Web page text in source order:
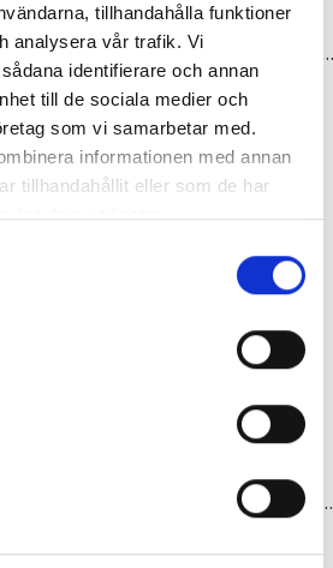
tillhandahålla funktioner
analysera vår trafik. Vi
identifierare och annan
till de sociala medier och
som vi samarbetar med.
informationen med annan
tillhandahållit eller som de har
deras tjänster.
Vevparti 38-t 170 mm 3/32 tum 107 mm disc
kr
Tillbehör & Reservdelar
Vevparti 42-t 170 mm 3/32 tum 92 mm disc
399,00 kr
Tillbehör & Reservdelar
Vevparti 42-t 170